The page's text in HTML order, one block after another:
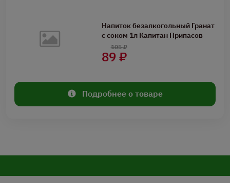
Напиток безалкогольный Гранат
с соком 1л Капитан Припасов
89 ₽
105 ₽
Подробнее о товаре